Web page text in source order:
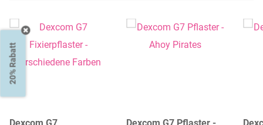
Dexcom G7 Dexcom G7 Pflaster -
20% Rabatt